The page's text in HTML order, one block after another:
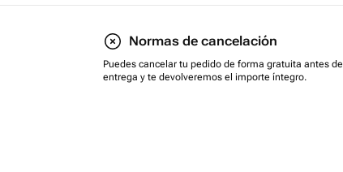
Normas de cancelación
Puedes cancelar tu pedido de forma gratuita antes
entrega y te devolveremos el importe íntegro.